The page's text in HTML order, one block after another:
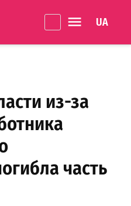
из-за
часть